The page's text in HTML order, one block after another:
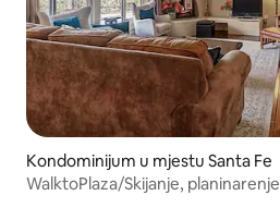
Kondominijum u mjestu Santa Fe
WalktoPlaza/Skijanje, planinarenje